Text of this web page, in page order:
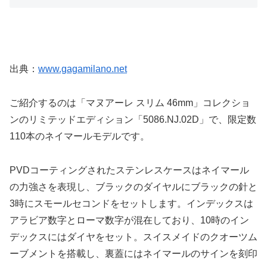
出典： www.gagamilano.net
ご紹介するのは「マヌアーレ スリム 46mm」コレクショ
ンのリミテッドエディション「5086.NJ.02D」で、限定数
110本のネイマールモデルです。
PVDコーティングされたステンレスケースはネイマール
の力強さを表現し、ブラックのダイヤルにブラックの針と
3時にスモールセコンドをセットします。インデックスは
アラビア数字とローマ数字が混在しており、10時のイン
デックスにはダイヤをセット。スイスメイドのクオーツム
ーブメントを搭載し、裏蓋にはネイマールのサインを刻印